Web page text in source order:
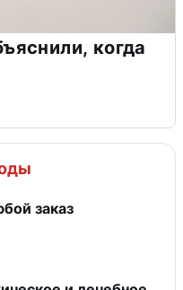
когда
заказ